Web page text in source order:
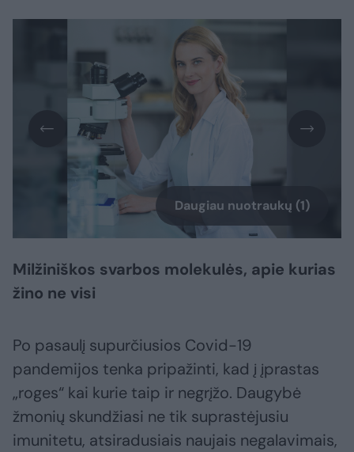
Daugiau nuotraukų (1)
Milžiniškos svarbos molekulės, apie kurias
žino ne visi
Po pasaulį supurčiusios Covid-19
pandemijos tenka pripažinti, kad į įprastas
„roges“ kai kurie taip ir negrįžo. Daugybė
žmonių skundžiasi ne tik suprastėjusiu
imunitetu, atsiradusiais naujais negalavimais,